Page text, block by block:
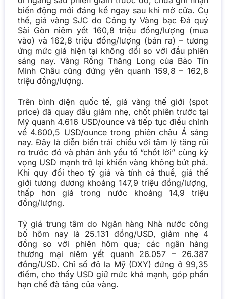
biến động mới đáng kể ngay sau khi mở cửa. Cụ
thể, giá vàng SJC do Công ty Vàng bạc Đá quý
Sài Gòn niêm yết 160,8 triệu đồng/lượng (mua
vào) và 162,8 triệu đồng/lượng (bán ra) – tương
ứng mức giá hiện tại không đổi so với đầu phiên
sáng nay. Vàng Rồng Thăng Long của Bảo Tín
Minh Châu cũng đứng yên quanh 159,8 – 162,8
triệu đồng/lượng.
Trên bình diện quốc tế, giá vàng thế giới (spot
price) đã quay đầu giảm nhẹ, chốt phiên trước tại
Mỹ quanh 4.616 USD/ounce và tiếp tục điều chỉnh
về 4.600,5 USD/ounce trong phiên châu Á sáng
nay. Đây là diễn biến trái chiều với tâm lý tăng rủi
ro trước đó và phản ánh yếu tố “chốt lời” cùng kỳ
vọng USD mạnh trở lại khiến vàng không bứt phá.
Khi quy đổi theo tỷ giá và tính cả thuế, giá thế
giới tương đương khoảng 147,9 triệu đồng/lượng,
thấp hơn giá trong nước khoảng 14,9 triệu
đồng/lượng.
Tỷ giá trung tâm do Ngân hàng Nhà nước công
bố hôm nay là 25.131 đồng/USD, giảm nhẹ 4
đồng so với phiên hôm qua; các ngân hàng
thương mại niêm yết quanh 26.057 – 26.387
đồng/USD. Chỉ số đô la Mỹ (DXY) đứng ở 99,35
điểm, cho thấy USD giữ mức khá mạnh, góp phần
hạn chế đà tăng của vàng.